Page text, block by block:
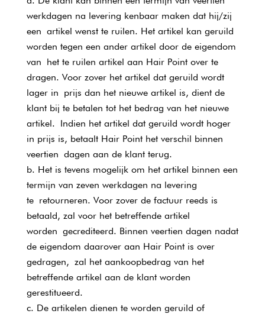
werkdagen na levering kenbaar maken dat hij/zij
een artikel wenst te ruilen. Het artikel kan geruild
worden tegen een ander artikel door de eigendom
van het te ruilen artikel aan Hair Point over te
dragen. Voor zover het artikel dat geruild wordt
lager in prijs dan het nieuwe artikel is, dient de
klant bij te betalen tot het bedrag van het nieuwe
artikel. Indien het artikel dat geruild wordt hoger
in prijs is, betaalt Hair Point het verschil binnen
veertien dagen aan de klant terug.
Het is tevens mogelijk om het artikel binnen een
termijn van zeven werkdagen na levering
te retourneren. Voor zover de factuur reeds is
betaald, zal voor het betreffende artikel
worden gecrediteerd. Binnen veertien dagen nadat
de eigendom daarover aan Hair Point is over
gedragen, zal het aankoopbedrag van het
betreffende artikel aan de klant worden
gerestitueerd.
De artikelen dienen te worden geruild of